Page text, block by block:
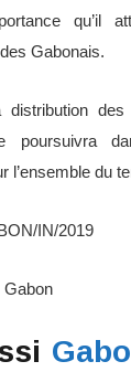
qu’il
Gabonais.
distribution
poursuivra
l’ensemble du
IN/2019
Gabon